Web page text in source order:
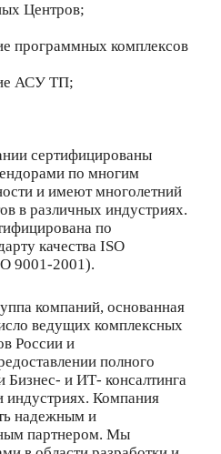
Центров;
программных комплексов
АСУ ТП;
сертифицированы
по многим
и имеют многолетний
в различных индустриях.
по
качества ISO
9001-2001).
компаний, основанная
ведущих комплексных
России и
полного
Бизнес- и ИТ- консалтинга
индустриях. Компания
надежным и
партнером. Мы